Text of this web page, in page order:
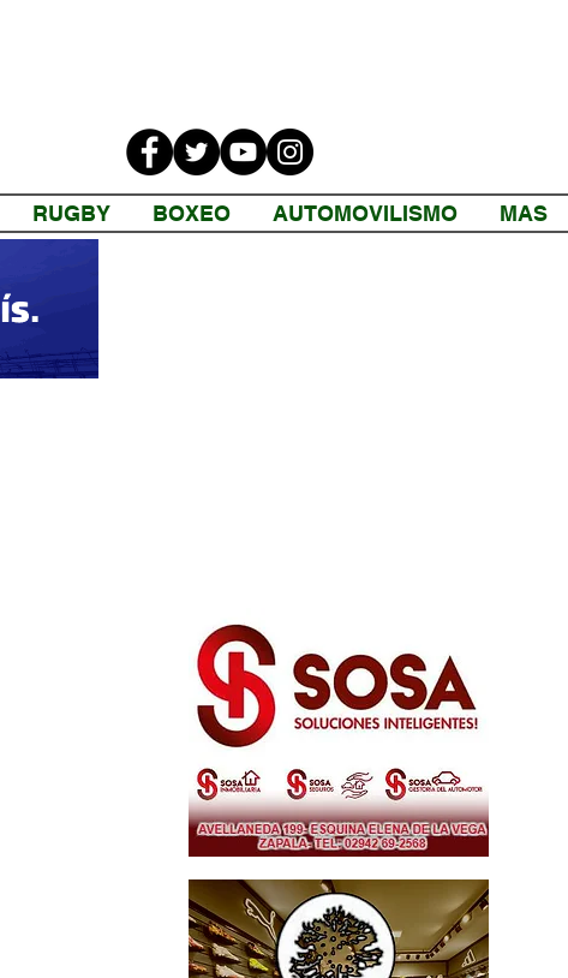
RUGBY BOXEO AUTOMOVILISMO MAS